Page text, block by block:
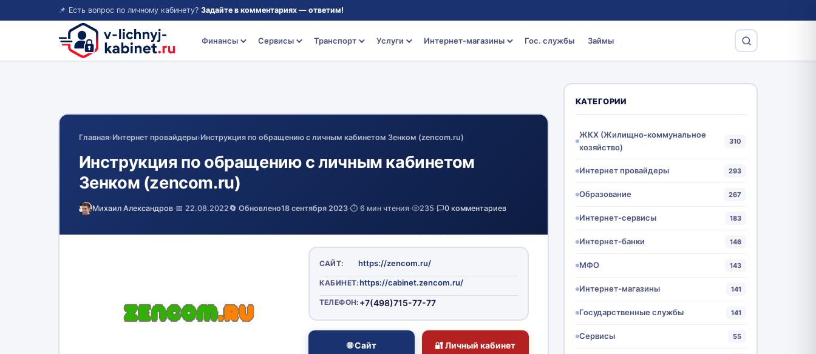
📌 Есть вопрос по личному кабинету? Задайте в комментариях — ответим!
Финансы Сервисы Транспорт Услуги Интернет-магазины Гос. службы Займы
Главная›Интернет провайдеры›Инструкция по обращению с личным кабинетом Зенком (zencom.ru)
Инструкция по обращению с личным кабинетом
Зенком (zencom.ru)
Михаил Александров·📅 22.08.2022🔄 Обновлено18 сентября 2023·⏱️ 6 мин чтения· 235· 0 комментариев
САЙТ: https://zencom.ru/
КАБИНЕТ:https://cabinet.zencom.ru/
ТЕЛЕФОН: +7(498)715-77-77
🌐 Сайт 🔐 Личный кабинет
КАТЕГОРИИ
ЖКХ (Жилищно-коммунальное
хозяйство)
310
Интернет провайдеры 293
Образование 267
Интернет-сервисы 183
Интернет-банки 146
МФО 143
Интернет-магазины 141
Государственные службы 141
Сервисы 55